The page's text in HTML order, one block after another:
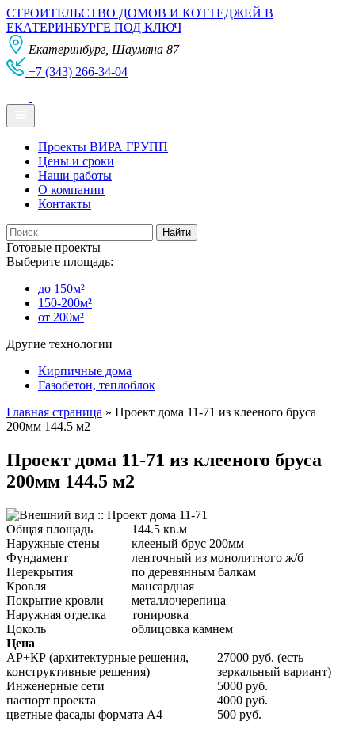
СТРОИТЕЛЬСТВО ДОМОВ И КОТТЕДЖЕЙ В
ЕКАТЕРИНБУРГЕ ПОД КЛЮЧ
Екатеринбург, Шаумяна 87
+7 (343) 266-34-04
Проекты ВИРА ГРУПП
Цены и сроки
Наши работы
О компании
Контакты
Готовые проекты
Выберите площадь:
до 150м²
150-200м²
от 200м²
Другие технологии
Кирпичные дома
Газобетон, теплоблок
Главная страница » Проект дома 11-71 из клееного бруса
200мм 144.5 м2
Проект дома 11-71 из клееного бруса
200мм 144.5 м2
Общая площадь
144.5 кв.м
Наружные стены
клееный брус 200мм
Фундамент
ленточный из монолитного ж/б
Перекрытия
по деревянным балкам
Кровля
мансардная
Покрытие кровли
металлочерепица
Наружная отделка
тонировка
Цоколь
облицовка камнем
Цена
АР+КР (архитектурные решения,
конструктивные решения)
27000 руб. (есть
зеркальный вариант)
Инженерные сети
5000 руб.
паспорт проекта
4000 руб.
цветные фасады формата А4
500 руб.